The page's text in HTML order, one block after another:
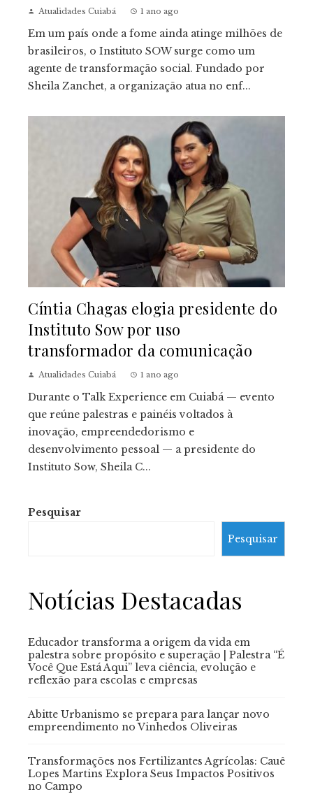
Atualidades Cuiabá 1 ano ago
Em um país onde a fome ainda atinge milhões de
brasileiros, o Instituto SOW surge como um
agente de transformação social. Fundado por
Sheila Zanchet, a organização atua no enf...
Cíntia Chagas elogia presidente do
Instituto Sow por uso
transformador da comunicação
Atualidades Cuiabá 1 ano ago
Durante o Talk Experience em Cuiabá — evento
que reúne palestras e painéis voltados à
inovação, empreendedorismo e
desenvolvimento pessoal — a presidente do
Instituto Sow, Sheila C...
Pesquisar
Pesquisar
Notícias Destacadas
Educador transforma a origem da vida em
palestra sobre propósito e superação | Palestra “É
Você Que Está Aqui” leva ciência, evolução e
reflexão para escolas e empresas
Abitte Urbanismo se prepara para lançar novo
empreendimento no Vinhedos Oliveiras
Transformações nos Fertilizantes Agrícolas: Cauê
Lopes Martins Explora Seus Impactos Positivos
no Campo